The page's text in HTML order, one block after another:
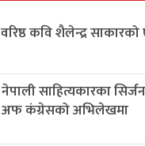
वरिष्ठ कवि शैलेन्द्र
नेपाली साहित्यकारका
अफ कंग्रेसको अभिलेखमा